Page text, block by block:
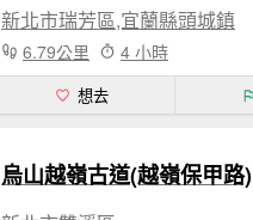
新北市瑞芳區,宜蘭縣頭城鎮
6.79公里 4 小時
想去
烏山越嶺古道(越嶺保甲路)